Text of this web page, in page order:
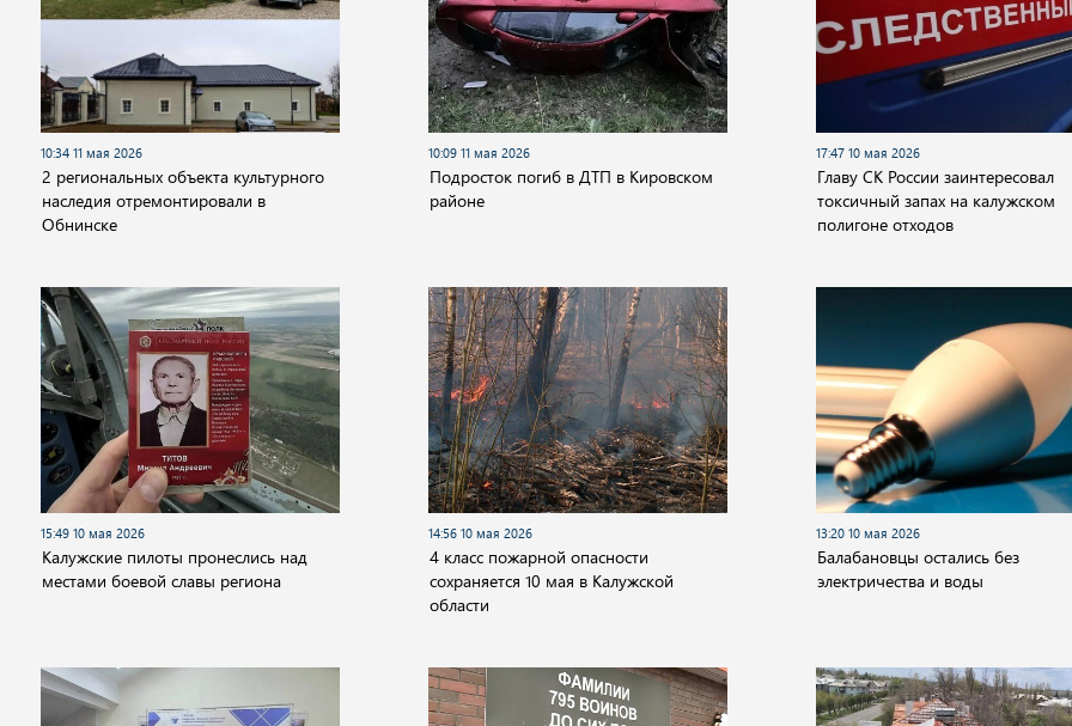
10:34 11 мая 2026
2 региональных объекта культурного
наследия отремонтировали в
Обнинске
10:09 11 мая 2026
Подросток погиб в ДТП в Кировском
районе
17:47 10 мая 2026
Главу СК России заинтересовал
токсичный запах на калужском
полигоне отходов
15:49 10 мая 2026
Калужские пилоты пронеслись над
местами боевой славы региона
14:56 10 мая 2026
4 класс пожарной опасности
сохраняется 10 мая в Калужской
области
13:20 10 мая 2026
Балабановцы остались без
электричества и воды